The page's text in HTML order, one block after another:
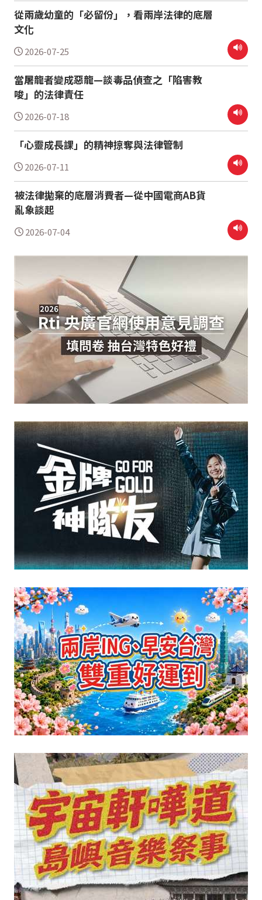
從兩歲幼童的「必留份」，看兩岸法律的底層
文化
2026-07-25
當屠龍者變成惡龍—談毒品偵查之「陷害教
唆」的法律責任
2026-07-18
「心靈成長課」的精神掠奪與法律管制
2026-07-11
被法律拋棄的底層消費者—從中國電商AB貨
亂象談起
2026-07-04